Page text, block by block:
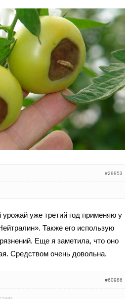
#29953
уже третий год применяю у
Также его использую
Еще я заметила, что оно
Средством очень довольна.
#60986